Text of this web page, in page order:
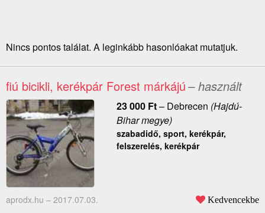
Nincs pontos találat. A leginkább hasonlóakat mutatjuk.
fiú bicikli, kerékpár Forest márkájú– használt
23 000 Ft– Debrecen (Hajdú-
Bihar megye)
szabadidő, sport, kerékpár,
felszerelés, kerékpár
aprodx.hu – 2017.07.03. Kedvencekbe